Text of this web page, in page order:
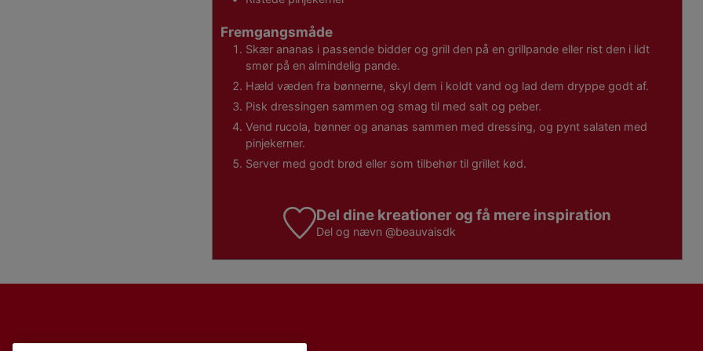
Fremgangsmåde
Skær ananas i passende bidder og grill den på en grillpande eller rist den i lidt
smør på en almindelig pande.
Hæld væden fra bønnerne, skyl dem i koldt vand og lad dem dryppe godt af.
Pisk dressingen sammen og smag til med salt og peber.
Vend rucola, bønner og ananas sammen med dressing, og pynt salaten med
pinjekerner.
Server med godt brød eller som tilbehør til grillet kød.
Del dine kreationer og få mere inspiration
Del og nævn @beauvaisdk